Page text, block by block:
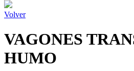
Volver
VAGONES
HUMO